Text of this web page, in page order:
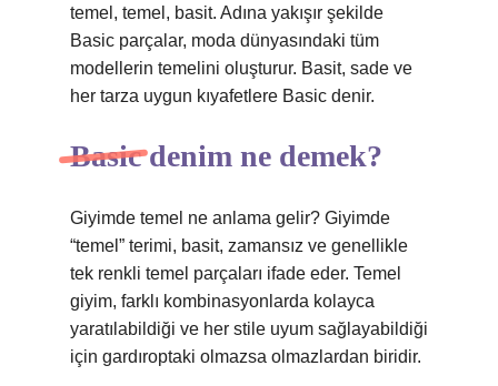
temel, temel, basit. Adına yakışır şekilde
Basic parçalar, moda dünyasındaki tüm
modellerin temelini oluşturur. Basit, sade ve
her tarza uygun kıyafetlere Basic denir.
Basic denim ne demek?
Giyimde temel ne anlama gelir? Giyimde
“temel” terimi, basit, zamansız ve genellikle
tek renkli temel parçaları ifade eder. Temel
giyim, farklı kombinasyonlarda kolayca
yaratılabildiği ve her stile uyum sağlayabildiği
için gardıroptaki olmazsa olmazlardan biridir.